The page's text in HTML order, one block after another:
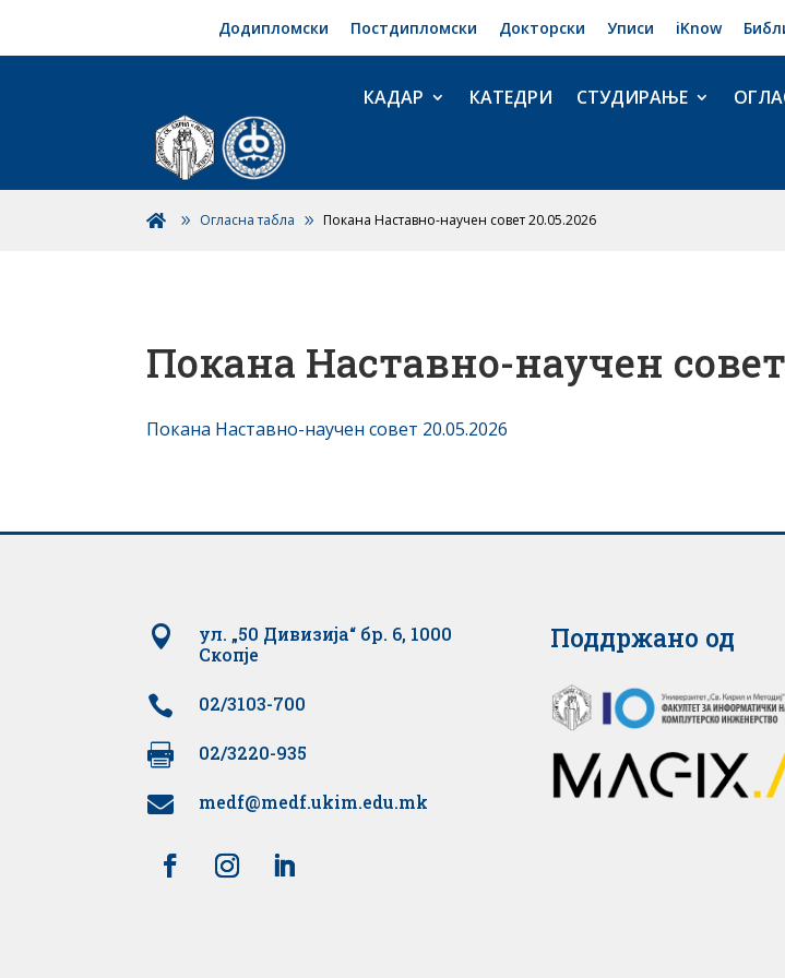
Додипломски Постдипломски Докторски Уписи iKnow
КАДАР КАТЕДРИ СТУДИРАЊЕ
 Огласна табла Покана Наставно-научен совет 20.05.2026
Покана Наставно-научен совет
Покана Наставно-научен совет 20.05.2026

ул. „50 Дивизија“ бр. 6, 1000
Скопје
 02/3103-700
 02/3220-935
 medf@medf.ukim.edu.mk
Поддржано од